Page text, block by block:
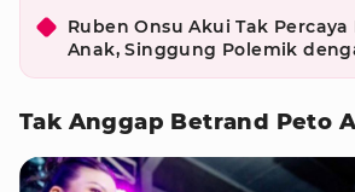
Ruben Onsu Akui Tak
Anak, Singgung Polemik
Tak Anggap Betrand Peto